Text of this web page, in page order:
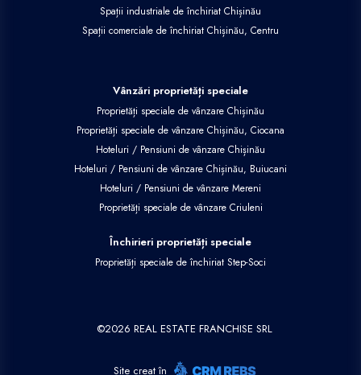
Spații industriale de închiriat Chișinău
Spații comerciale de închiriat Chișinău, Centru
Vânzări proprietăți speciale
Proprietăți speciale de vânzare Chișinău
Proprietăți speciale de vânzare Chișinău, Ciocana
Hoteluri / Pensiuni de vânzare Chișinău
Hoteluri / Pensiuni de vânzare Chișinău, Buiucani
Hoteluri / Pensiuni de vânzare Mereni
Proprietăți speciale de vânzare Criuleni
Închirieri proprietăți speciale
Proprietăți speciale de închiriat Step-Soci
©2026 REAL ESTATE FRANCHISE SRL
Site creat în